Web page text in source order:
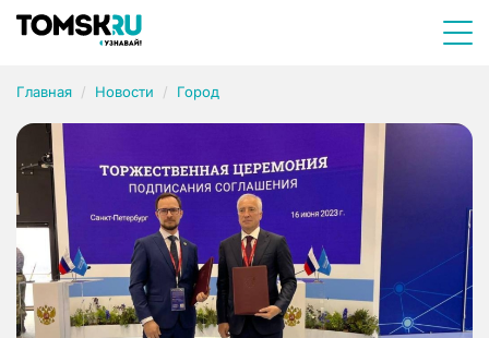
Главная Новости Город